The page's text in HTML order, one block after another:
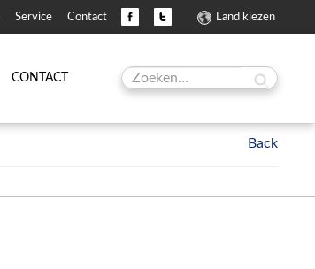
Land kiezen
Service Contact
CONTACT